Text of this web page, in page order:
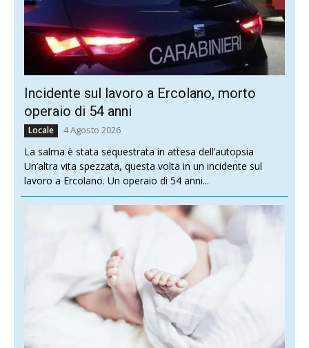
Incidente sul lavoro a Ercolano, morto
operaio di 54 anni
Locale 4 Agosto 2026
La salma è stata sequestrata in attesa dell’autopsia
Un’altra vita spezzata, questa volta in un incidente sul
lavoro a Ercolano. Un operaio di 54 anni...